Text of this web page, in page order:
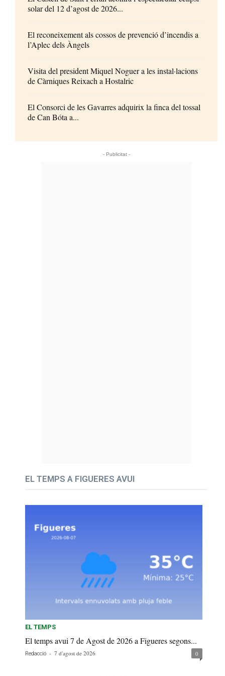
solar del 12 d’agost de 2026...
El reconeixement als cossos de prevenció d’incendis a
l’Aplec dels Àngels
Visita del president Miquel Noguer a les instal·lacions
de Càrniques Reixach a Hostalric
El Consorci de les Gavarres adquirix la finca del tossal
de Can Bóta a...
- Publicitat -
EL TEMPS A FIGUERES AVUI
EL TEMPS
El temps avui 7 de Agost de 2026 a Figueres segons...
Redacció - 7 d'agost de 2026 0